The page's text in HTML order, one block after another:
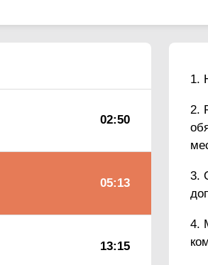
02:50
05:13
13:15